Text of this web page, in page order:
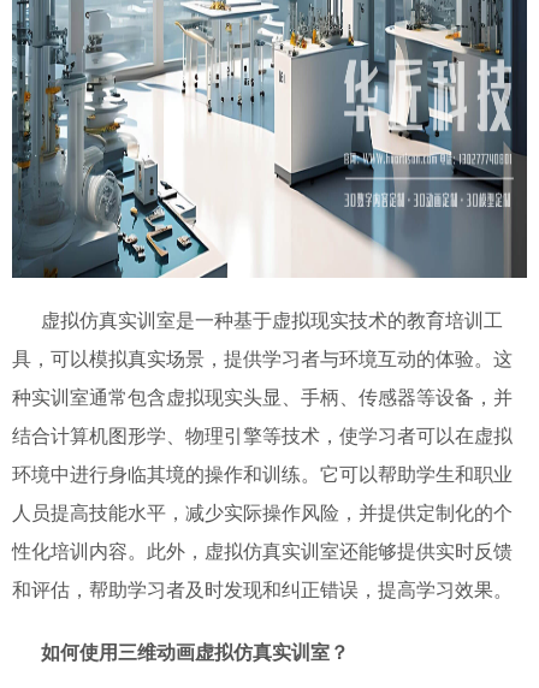
虚拟仿真实训室是一种基于虚拟现实技术的教育培训工
具，可以模拟真实场景，提供学习者与环境互动的体验。这
种实训室通常包含虚拟现实头显、手柄、传感器等设备，并
结合计算机图形学、物理引擎等技术，使学习者可以在虚拟
环境中进行身临其境的操作和训练。它可以帮助学生和职业
人员提高技能水平，减少实际操作风险，并提供定制化的个
性化培训内容。此外，虚拟仿真实训室还能够提供实时反馈
和评估，帮助学习者及时发现和纠正错误，提高学习效果。
如何使用三维动画虚拟仿真实训室？